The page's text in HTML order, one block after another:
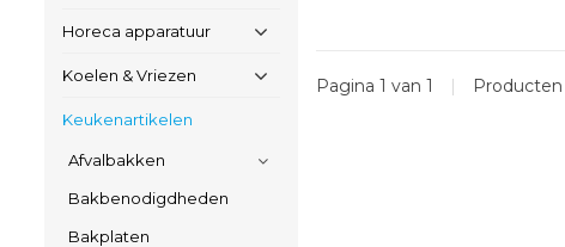
Horeca apparatuur
Koelen & Vriezen
Keukenartikelen
Afvalbakken
Bakbenodigdheden
Bakplaten
Pagina 1 van 1 | Producten